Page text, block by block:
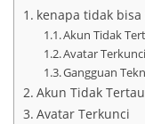
kenapa tidak
Akun Tidak
Avatar Terkunci
Gangguan
Akun Tidak
Avatar Terkunci